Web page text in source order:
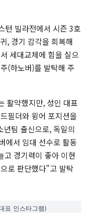
턴 빌라전에서 시즌 3호
, 경기 감각을 회복해
세대교체에 힘을 실으
(하노버)를 발탁해 주
활약했지만, 성인 대표
필더와 윙어 포지션을
팀 출신으로, 독일의
에서 임대 선수로 활동
경기력이 좋아 이현
로 판단했다"고 발탁
표 인스타그램)